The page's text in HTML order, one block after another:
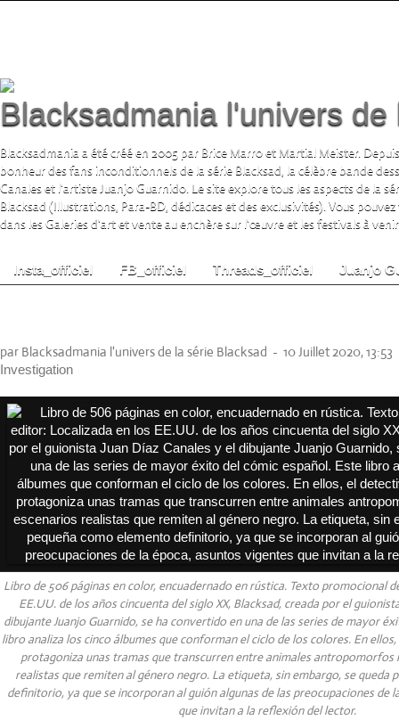
Blacksadmania l'univers
Blacksadmania a été créé en 2005 par Brice Marro et Martial Meister.
bonheur des fans inconditionnels de la série Blacksad, la célèbre bande
Canales et l'artiste Juanjo Guarnido. Le site explore tous les aspects de la
Blacksad (Illustrations, Para-BD, dédicaces et des exclusivités). Vous
dans les Galeries d'art et vente au enchère sur l'œuvre et les festivals à
Insta_officiel FB_officiel Threads_officiel Juanjo
par Blacksadmania l'univers de la série Blacksad - 10 Juillet 2020, 13:53
Investigation
Libro de 506 páginas en color, encuadernado en rústica. Texto promocional
EE.UU. de los años cincuenta del siglo XX, Blacksad, creada por el
dibujante Juanjo Guarnido, se ha convertido en una de las series de mayor
libro analiza los cinco álbumes que conforman el ciclo de los colores. En
protagoniza unas tramas que transcurren entre animales antropomorfos
realistas que remiten al género negro. La etiqueta, sin embargo, se queda
definitorio, ya que se incorporan al guión algunas de las preocupaciones de
que invitan a la reflexión del lector.